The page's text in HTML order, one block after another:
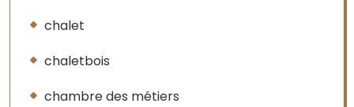
chalet
chaletbois
chambre des métiers